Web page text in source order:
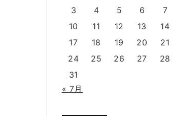
3
4 5 6 7
10
11 12 13 14
17
18 19 20 21
24
25 26 27 28
31
« 7月